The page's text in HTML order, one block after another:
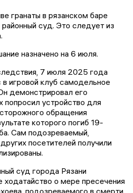
гранаты в рязанском баре
суд. Это следует из
назначено на 6 июля.
7 июля 2025 года
игровой клуб самодельное
демонстрировал его
попросил устройство для
обращения
которого погиб 19-
Сам подозреваемый,
посетителей получили
суд города Рязани
о мере пресечения
подозреваемого в смерти